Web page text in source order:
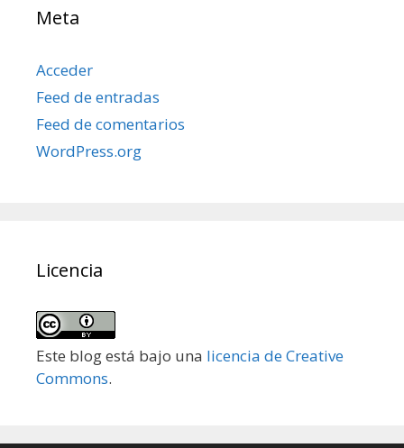
Meta
Acceder
Feed de entradas
Feed de comentarios
WordPress.org
Licencia
Este blog está bajo una licencia de Creative
Commons.